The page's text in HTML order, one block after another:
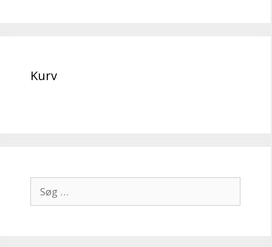
Kurv
efter: